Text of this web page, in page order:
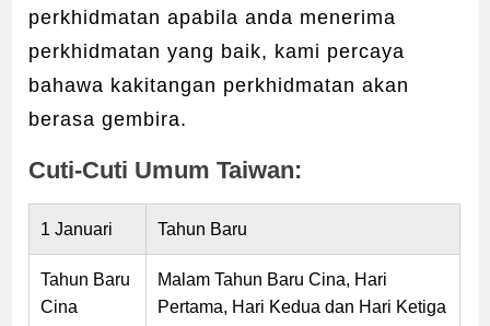
perkhidmatan apabila anda menerima
perkhidmatan yang baik, kami percaya
bahawa kakitangan perkhidmatan akan
berasa gembira.
Cuti-Cuti Umum Taiwan:
1 Januari Tahun Baru
Tahun Baru
Cina
Malam Tahun Baru Cina, Hari
Pertama, Hari Kedua dan Hari Ketiga